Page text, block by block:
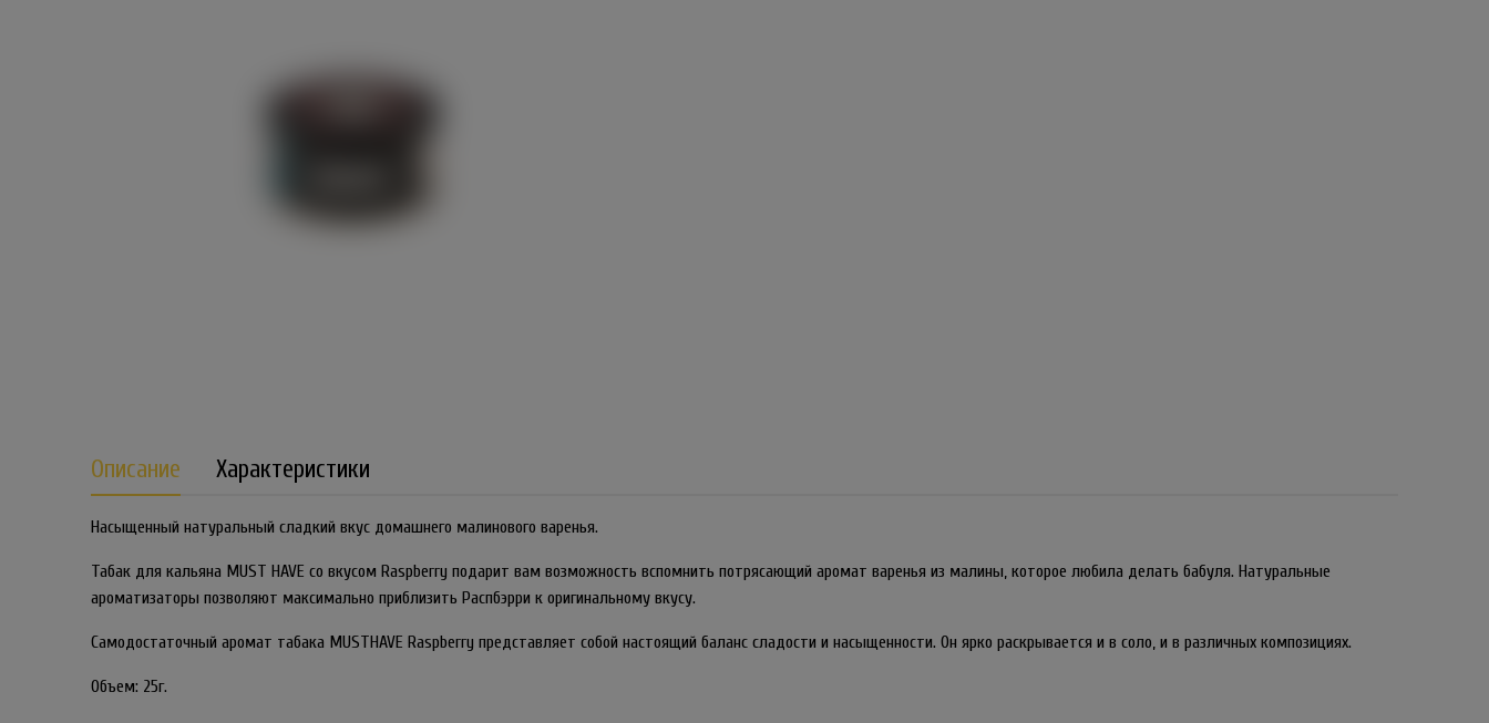
Описание Характеристики
Насыщенный натуральный сладкий вкус домашнего малинового варенья.
Табак для кальяна MUST HAVE со вкусом Raspberry подарит вам возможность вспомнить потрясающий аромат варенья из малины, которое любила делать бабуля. Натуральные
ароматизаторы позволяют максимально приблизить Распбэрри к оригинальному вкусу.
Самодостаточный аромат табака MUSTHAVE Raspberry представляет собой настоящий баланс сладости и насыщенности. Он ярко раскрывается и в соло, и в различных композициях.
Объем: 25г.